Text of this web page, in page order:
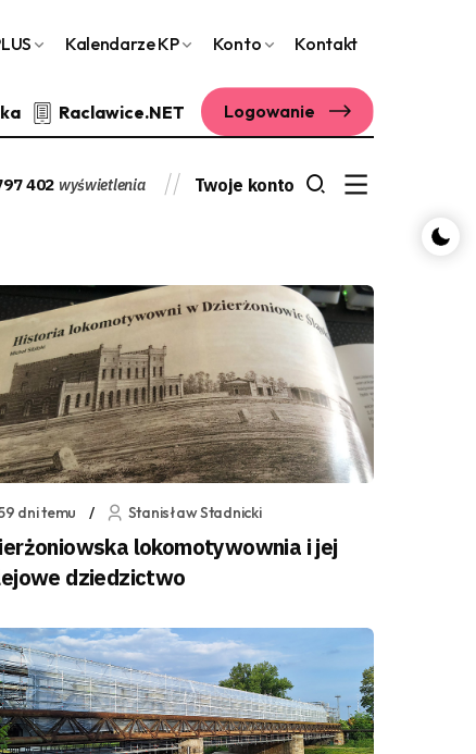
Kalendarze KP Konto Kontakt
Raclawice.NET Logowanie
402 wyświetlenia Twoje konto
dni temu Stanisław Stadnicki
lokomotywownia i jej
dziedzictwo